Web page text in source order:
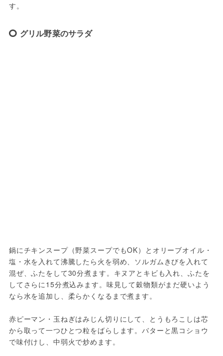
す。
グリル野菜のサラダ
鍋にチキンスープ（野菜スープでもOK）とオリーブオイル・
塩・水を入れて沸騰したら火を弱め、ソルガムきびを入れて
混ぜ、ふたをして30分煮ます。キヌアとキビも入れ、ふたを
してさらに15分煮込みます。味見して穀物類がまだ硬いよう
なら水を追加し、柔らかくなるまで煮ます。
赤ピーマン・玉ねぎはみじん切りにして、とうもろこしは芯
から取って一つひとつ粒をばらします。バターと黒コショウ
で味付けし、中弱火で炒めます。